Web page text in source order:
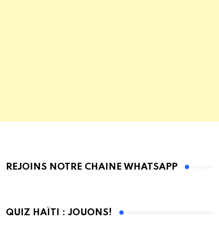
REJOINS NOTRE CHAINE WHATSAPP
QUIZ HAÏTI : JOUONS!